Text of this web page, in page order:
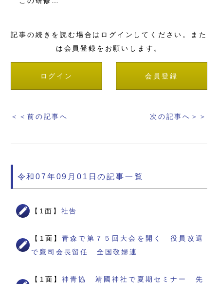
記事の続きを読む場合はログインしてください。また
は会員登録をお願いします。
ログイン 会員登録
＜＜前の記事へ 次の記事へ＞＞
令和07年09月01日の記事一覧
【1面】 社告
【1面】青森で第７５回大会を開く 役員改選
で鷹司会長留任 全国敬婦連
【1面】神青協 靖國神社で夏期セミナー 先